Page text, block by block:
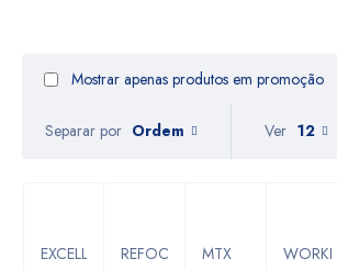
Separar por Ordem
Mostrar apenas produtos em promoção
Ver 12
EXCELLENT REFOC MTX WORKER